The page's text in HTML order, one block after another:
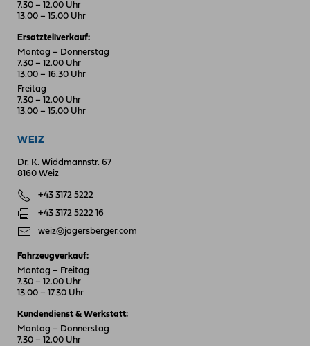
7.30 – 12.00 Uhr
13.00 – 15.00 Uhr
Ersatzteilverkauf:
Montag – Donnerstag
7.30 – 12.00 Uhr
13.00 – 16.30 Uhr
Freitag
7.30 – 12.00 Uhr
13.00 – 15.00 Uhr
WEIZ
Dr. K. Widdmannstr. 67
8160 Weiz
+43 3172 5222
+43 3172 5222 16
weiz@jagersberger.com
Fahrzeugverkauf:
Montag – Freitag
7.30 – 12.00 Uhr
13.00 – 17.30 Uhr
Kundendienst & Werkstatt:
Montag – Donnerstag
7.30 – 12.00 Uhr